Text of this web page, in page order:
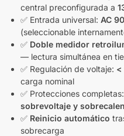
central preconfigurada a
✅ Entrada universal: AC
(seleccionable
✅ Doble medidor
— lectura simultánea en
✅ Regulación de voltaje: <
carga nominal
✅ Protecciones completas:
sobrevoltaje y
✅ Reinicio automático
sobrecarga